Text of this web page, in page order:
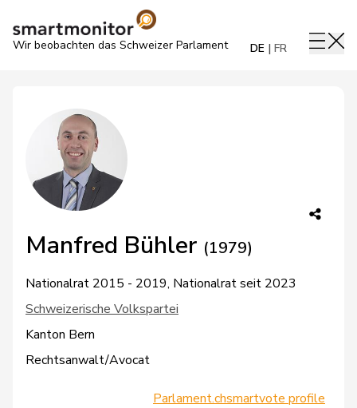
Wir beobachten das Schweizer Parlament DE FR
Manfred Bühler (1979)
Nationalrat 2015 - 2019, Nationalrat seit 2023
Schweizerische Volkspartei
Kanton Bern
Rechtsanwalt/Avocat
Parlament.chsmartvote profile